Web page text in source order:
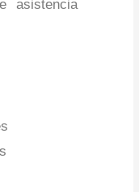
asistencia